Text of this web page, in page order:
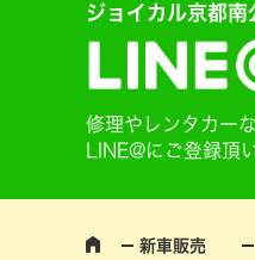
ジョイカル京都南
修理やレンタカー
LINE@にご登録頂
新車販売